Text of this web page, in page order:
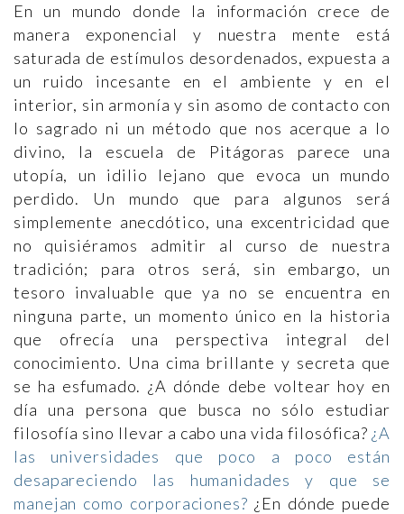
En un mundo donde la información crece de
manera exponencial y nuestra mente está
saturada de estímulos desordenados, expuesta a
un ruido incesante en el ambiente y en el
interior, sin armonía y sin asomo de contacto con
lo sagrado ni un método que nos acerque a lo
divino, la escuela de Pitágoras parece una
utopía, un idilio lejano que evoca un mundo
perdido. Un mundo que para algunos será
simplemente anecdótico, una excentricidad que
no quisiéramos admitir al curso de nuestra
tradición; para otros será, sin embargo, un
tesoro invaluable que ya no se encuentra en
ninguna parte, un momento único en la historia
que ofrecía una perspectiva integral del
conocimiento. Una cima brillante y secreta que
se ha esfumado. ¿A dónde debe voltear hoy en
día una persona que busca no sólo estudiar
filosofía sino llevar a cabo una vida filosófica?¿A
las universidades que poco a poco están
desapareciendo las humanidades y que se
manejan como corporaciones? ¿En dónde puede